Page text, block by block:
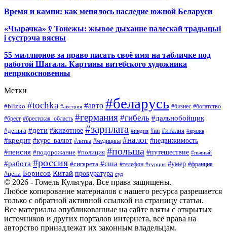
Время и камни: как менялось наследие южной Беларуси
«Чырачка» ў Тонежы: жывое дыханне палескай традыцыі
і сустрэча вясны
55 миллионов за право писать своё имя на табличке под
работой Шагала. Картины витебского художника
неприкосновенны
Метки
#blizko #tochka #австрия #авто #беларусь #бизнес #богатство
#брест #брестская_область #германия #гибель #дальнобойщик
#деньга #дети #животное #зарплата #индия #ип #италия #кража
#кредит #курс_валют #литва #медицина #налог #недвижимость
#пенсия #подорожание #полиция #польша #путешествие #пьяный
#работа #россия #сигарета #сша #телефон #турция #умер #франция
#цена Борисов Китай прокуратура суд
© 2026 - Гомель Культура. Все права защищены.
Любое копирование материалов с нашего ресурса разрешается
только с обратной активной ссылкой на страницу статьи.
Все материалы опубликованные на сайте взяты с открытых
источников и других порталов интернета, все права на
авторство принадлежат их законным владельцам.